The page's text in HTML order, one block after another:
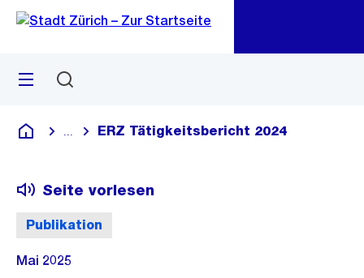
Navigation
Sprunglink
Menü
Deutsch
Blende alle Breadcrumbs ein
ERZ Tätigkeitsbericht 2024
Publikation
Seite vorlesen
Mai 2025